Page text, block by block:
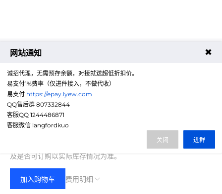
费用合计： 1600.00
注：以上是参考价格，具体扣费请以实际下单结果为准，具体资源
及是否可订购以实际库存情况为准。
费用明细
加入购物车
网站通知 ✖
诚招代理，无需预存余额，对接就送超低折扣价。
易支付1%费率（仅进件接入，不做代收）
易支付 https://epay.lyew.com
QQ售后群 807332844
客服QQ 1244486871
客服微信 langfordkuo
进群
关闭